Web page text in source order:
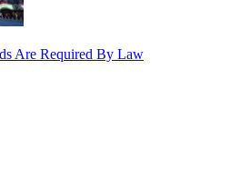
Are Required By Law